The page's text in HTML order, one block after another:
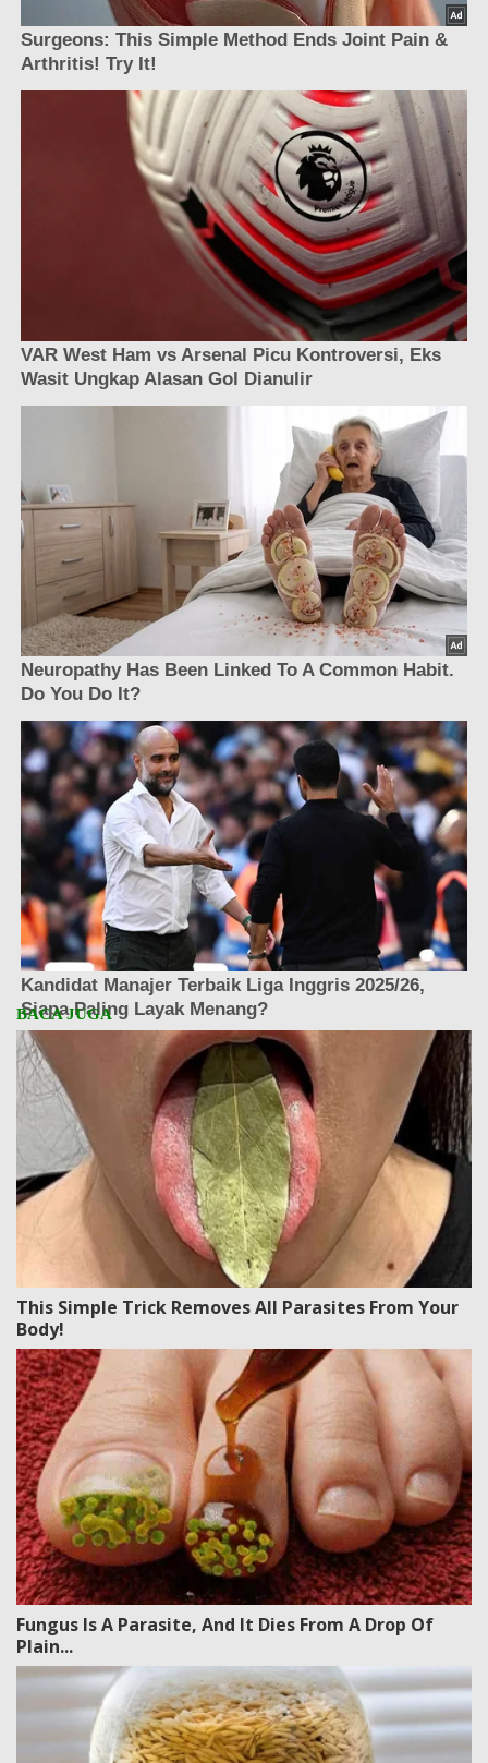
This Simple Trick Removes All Parasites From Your
Body!
Fungus Is A Parasite, And It Dies From A Drop Of
Plain...